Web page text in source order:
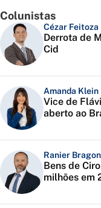
Colunistas
Cézar Feitoza
Derrota de
Cid
Amanda Klein
Vice de
aberto ao
Ranier Bragon
Bens de
milhões em